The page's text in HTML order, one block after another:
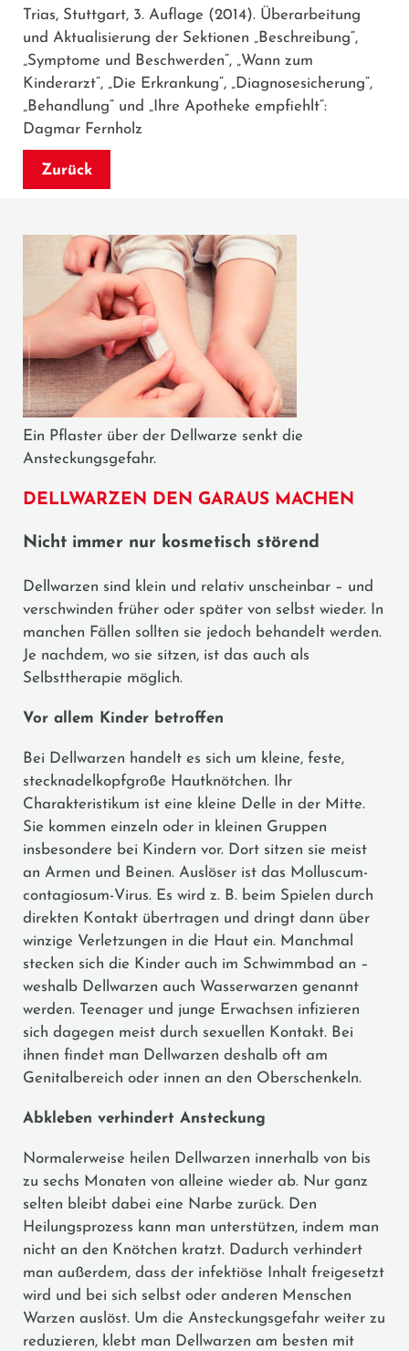
Trias, Stuttgart, 3. Auflage (2014). Überarbeitung
und Aktualisierung der Sektionen „Beschreibung“,
„Symptome und Beschwerden“, „Wann zum
Kinderarzt“, „Die Erkrankung“, „Diagnosesicherung“,
„Behandlung“ und „Ihre Apotheke empfiehlt“:
Dagmar Fernholz
Zurück
Ein Pflaster über der Dellwarze senkt die
Ansteckungsgefahr.
DELLWARZEN DEN GARAUS MACHEN
Nicht immer nur kosmetisch störend
Dellwarzen sind klein und relativ unscheinbar – und
verschwinden früher oder später von selbst wieder. In
manchen Fällen sollten sie jedoch behandelt werden.
Je nachdem, wo sie sitzen, ist das auch als
Selbsttherapie möglich.
Vor allem Kinder betroffen
Bei Dellwarzen handelt es sich um kleine, feste,
stecknadelkopfgroße Hautknötchen. Ihr
Charakteristikum ist eine kleine Delle in der Mitte.
Sie kommen einzeln oder in kleinen Gruppen
insbesondere bei Kindern vor. Dort sitzen sie meist
an Armen und Beinen. Auslöser ist das Molluscum-
contagiosum-Virus. Es wird z. B. beim Spielen durch
direkten Kontakt übertragen und dringt dann über
winzige Verletzungen in die Haut ein. Manchmal
stecken sich die Kinder auch im Schwimmbad an –
weshalb Dellwarzen auch Wasserwarzen genannt
werden. Teenager und junge Erwachsen infizieren
sich dagegen meist durch sexuellen Kontakt. Bei
ihnen findet man Dellwarzen deshalb oft am
Genitalbereich oder innen an den Oberschenkeln.
Abkleben verhindert Ansteckung
Normalerweise heilen Dellwarzen innerhalb von bis
zu sechs Monaten von alleine wieder ab. Nur ganz
selten bleibt dabei eine Narbe zurück. Den
Heilungsprozess kann man unterstützen, indem man
nicht an den Knötchen kratzt. Dadurch verhindert
man außerdem, dass der infektiöse Inhalt freigesetzt
wird und bei sich selbst oder anderen Menschen
Warzen auslöst. Um die Ansteckungsgefahr weiter zu
reduzieren, klebt man Dellwarzen am besten mit